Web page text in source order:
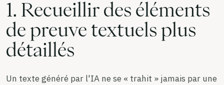
1. Recueillir des éléments
de preuve textuels plus
détaillés
Un texte généré par l'IA ne se « trahit » jamais par une